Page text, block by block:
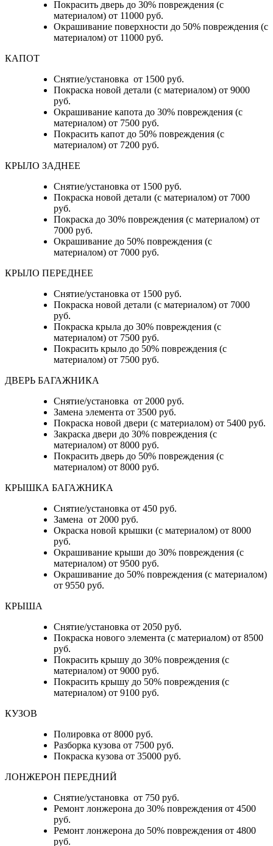
Покрасить дверь до 30% повреждения (с
материалом) от 11000 руб.
Окрашивание поверхности до 50% повреждения (с
материалом) от 11000 руб.
КАПОТ
Снятие/установка от 1500 руб.
Покраска новой детали (с материалом) от 9000
руб.
Окрашивание капота до 30% повреждения (с
материалом) от 7500 руб.
Покрасить капот до 50% повреждения (с
материалом) от 7200 руб.
КРЫЛО ЗАДНЕЕ
Снятие/установка от 1500 руб.
Покраска новой детали (с материалом) от 7000
руб.
Покраска до 30% повреждения (с материалом) от
7000 руб.
Окрашивание до 50% повреждения (с
материалом) от 7000 руб.
КРЫЛО ПЕРЕДНЕЕ
Снятие/установка от 1500 руб.
Покраска новой детали (с материалом) от 7000
руб.
Покраска крыла до 30% повреждения (с
материалом) от 7500 руб.
Покрасить крыло до 50% повреждения (с
материалом) от 7500 руб.
ДВЕРЬ БАГАЖНИКА
Снятие/установка от 2000 руб.
Замена элемента от 3500 руб.
Покраска новой двери (с материалом) от 5400 руб.
Закраска двери до 30% повреждения (с
материалом) от 8000 руб.
Покрасить дверь до 50% повреждения (с
материалом) от 8000 руб.
КРЫШКА БАГАЖНИКА
Снятие/установка от 450 руб.
Замена от 2000 руб.
Окраска новой крышки (с материалом) от 8000
руб.
Окрашивание крыши до 30% повреждения (с
материалом) от 9500 руб.
Окрашивание до 50% повреждения (с материалом)
от 9550 руб.
КРЫША
Снятие/установка от 2050 руб.
Покраска нового элемента (с материалом) от 8500
руб.
Покрасить крышу до 30% повреждения (с
материалом) от 9000 руб.
Покрасить крышу до 50% повреждения (с
материалом) от 9100 руб.
КУЗОВ
Полировка от 8000 руб.
Разборка кузова от 7500 руб.
Покраска кузова от 35000 руб.
ЛОНЖЕРОН ПЕРЕДНИЙ
Снятие/установка от 750 руб.
Ремонт лонжерона до 30% повреждения от 4500
руб.
Ремонт лонжерона до 50% повреждения от 4800
руб.